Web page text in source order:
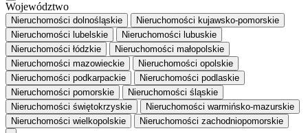
Województwo
Nieruchomości dolnośląskie
Nieruchomości kujawsko-pomorskie
Nieruchomości lubelskie
Nieruchomości lubuskie
Nieruchomości łódzkie
Nieruchomości małopolskie
Nieruchomości mazowieckie
Nieruchomości opolskie
Nieruchomości podkarpackie
Nieruchomości podlaskie
Nieruchomości pomorskie
Nieruchomości śląskie
Nieruchomości świętokrzyskie
Nieruchomości warmińsko-mazurskie
Nieruchomości wielkopolskie
Nieruchomości zachodniopomorskie